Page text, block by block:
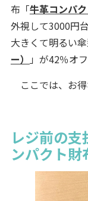
布「牛革コンパ
外視して3000円
大きくて明るい
ー）
」が42％オ
ここでは、お得
レジ前の
ンパクト